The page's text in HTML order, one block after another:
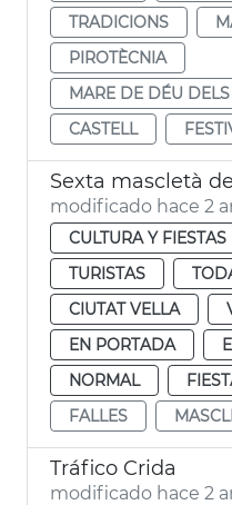
TRADICIONS
PIROTÈCNIA
MARE DE DÉU
CASTELL
Sexta mascletà
modificado hace 2
CULTURA Y
TURISTAS
CIUTAT VELLA
EN PORTADA
NORMAL
FALLES
Tráfico Crida
modificado hace 2